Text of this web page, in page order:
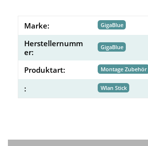
Marke: GigaBlue
Herstellernumm
er:
GigaBlue
Produktart: Montage Zubehör
: Wlan Stick